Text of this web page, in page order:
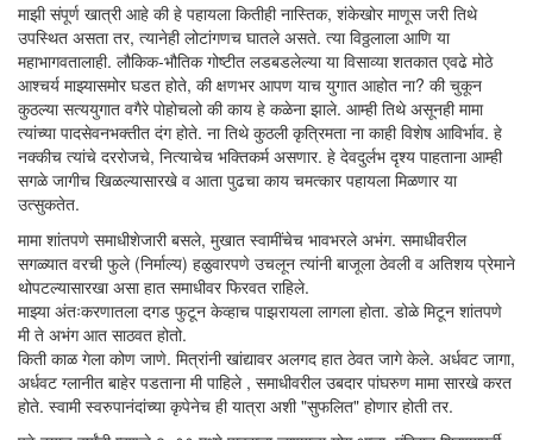
माझी संपूर्ण खात्री आहे की हे पहायला कितीही नास्तिक, शंकेखोर माणूस जरी तिथे
उपस्थित असता तर, त्यानेही लोटांगणच घातले असते. त्या विठ्ठलाला आणि या
महाभागवतालाही. लौकिक-भौतिक गोष्टीत लडबडलेल्या या विसाव्या शतकात एवढे मोठे
आश्चर्य माझ्यासमोर घडत होते, की क्षणभर आपण याच युगात आहोत ना? की चुकून
कुठल्या सत्ययुगात वगैरे पोहोचलो की काय हे कळेना झाले. आम्ही तिथे असूनही मामा
त्यांच्या पादसेवनभक्तीत दंग होते. ना तिथे कुठली कृत्रिमता ना काही विशेष आविर्भाव. हे
नक्कीच त्यांचे दररोजचे, नित्याचेच भक्तिकर्म असणार. हे देवदुर्लभ दृश्य पाहताना आम्ही
सगळे जागीच खिळल्यासारखे व आता पुढचा काय चमत्कार पहायला मिळणार या
उत्सुकतेत.
मामा शांतपणे समाधीशेजारी बसले, मुखात स्वामींचेच भावभरले अभंग. समाधीवरील
सगळ्यात वरची फुले (निर्माल्य) हळुवारपणे उचलून त्यांनी बाजूला ठेवली व अतिशय प्रेमाने
थोपटल्यासारखा असा हात समाधीवर फिरवत राहिले.
माझ्या अंतःकरणातला दगड फुटून केव्हाच पाझरायला लागला होता. डोळे मिटून शांतपणे
मी ते अभंग आत साठवत होतो.
किती काळ गेला कोण जाणे. मित्रांनी खांद्यावर अलगद हात ठेवत जागे केले. अर्धवट जागा,
अर्धवट ग्लानीत बाहेर पडताना मी पाहिले , समाधीवरील उबदार पांघरुण मामा सारखे करत
होते. स्वामी स्वरुपानंदांच्या कृपेनेच ही यात्रा अशी "सुफलित" होणार होती तर.